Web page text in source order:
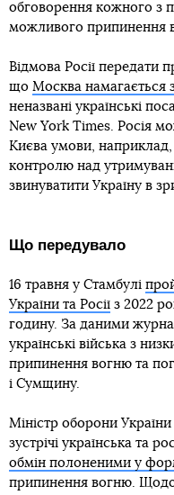
обговорення кожного з
можливого припинення
Відмова Росії передати
що Москва намагається
неназвані українські
New York Times. Росія
Києва умови, наприклад,
контролю над
звинуватити Україну в
Що передувало
16 травня у Стамбулі
України та Росії з 2022
годину. За даними
українські війська з
припинення вогню та
і Сумщину.
Міністр оборони
зустрічі українська та
обмін полоненими у
припинення вогню.